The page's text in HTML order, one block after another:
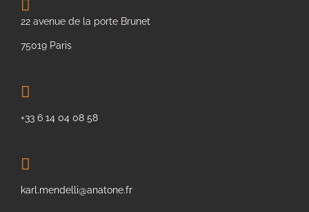
22 avenue de la porte Brunet
75019 Paris
+33 6 14 04 08 58
karl.mendelli@anatone.fr